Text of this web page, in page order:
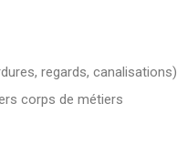
regards, canalisations)
corps de métiers